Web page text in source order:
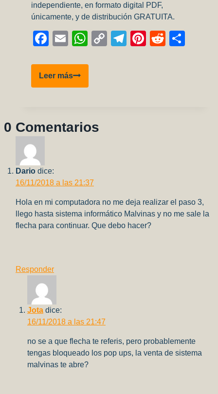
Escala!
independiente, en formato digital PDF,
únicamente, y de distribución GRATUITA.
Facebook
EmailWhatsApp
CopyTelegram
Pinterest
Reddit
Leer másRevista
Modelistas
0 Comentarios
Dario dice:
16/11/2018 a las 21:37
Hola en mi computadora no me deja realizar el paso 3,
llego hasta sistema informático Malvinas y no me sale la
flecha para continuar. Que debo hacer?
Responder
Jota dice:
16/11/2018 a las 21:47
no se a que flecha te referis, pero probablemente
tengas bloqueado los pop ups, la venta de sistema
malvinas te abre?